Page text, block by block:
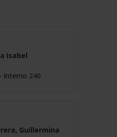
Isabel
Interno 240
Guillermina